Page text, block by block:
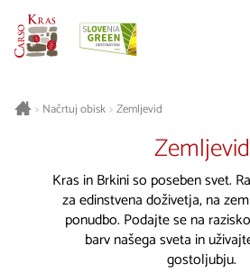
> Načrtuj obisk> Zemljevid
Zemljevid
Kras in Brkini so poseben svet.
za edinstvena doživetja, na
ponudbo. Podajte se na
barv našega sveta in
gostoljubju.